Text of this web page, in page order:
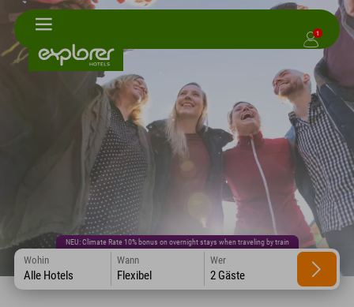
1
NEU: Climate Rate 10% bonus on overnight stays when traveling by train
Wohin
Alle Hotels
Wann
Flexibel
Wer
2 Gäste